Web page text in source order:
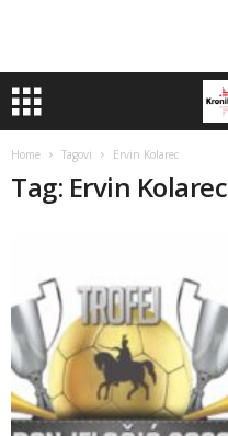
Home Tagovi Ervin Kolarec
Tag: Ervin Kolarec